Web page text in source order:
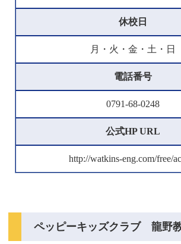
休校日
月・火・金・土・日
電話番号
0791-68-0248
公式HP URL
http://watkins-eng.com/free/
ペッピーキッズクラブ 龍野